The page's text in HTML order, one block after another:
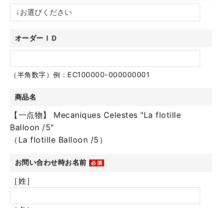
オーダーＩＤ
（半角数字）例：EC100000-000000001
商品名
【一点物】 Mecaniques Celestes "La flotille
Balloon /5"
（La flotille Balloon /5）
お問い合わせ時お名前
［姓］